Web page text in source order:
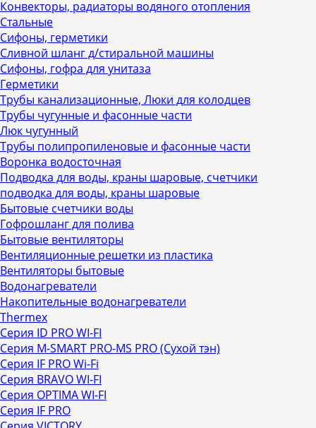
Конвекторы, радиаторы водяного отопления
Стальные
Сифоны, герметики
Сливной шланг д/стиральной машины
Сифоны, гофра для унитаза
Герметики
Трубы канализационные, Люки для колодцев
Трубы чугунные и фасонные части
Люк чугунный
Трубы полипропиленовые и фасонные части
Воронка водосточная
Подводка для воды, краны шаровые, счетчики
подводка для воды, краны шаровые
Бытовые счетчики воды
Гофрошланг для полива
Бытовые вентиляторы
Вентиляционные решетки из пластика
Вентиляторы бытовые
Водонагреватели
Накопительные водонагреватели
Thermex
Серия ID PRO WI-FI
Серия M-SMART PRO-MS PRO (Сухой тэн)
Серия IF PRO Wi-Fi
Серия BRAVO WI-FI
Серия OPTIMA WI-FI
Серия IF PRO